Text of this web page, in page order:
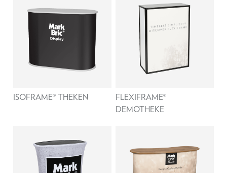
ISOFRAME® THEKEN
FLEXIFRAME®
DEMOTHEKE